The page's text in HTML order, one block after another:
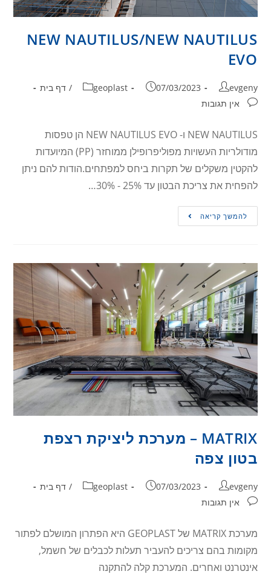
NEW NAUTILUS/NEW NAUTILUS
EVO
evgeny
07/03/2023
geoplast
/ דף בית
אין תגובות
NEW NAUTILUS ו- NEW NAUTILUS EVO הן טפסות
מודולריות העשויות מפוליפרופילן ממוחזר (PP) המיועדות
להקטין משקלים של תקרות ביחס למפתחים.הודות להם ניתן
להפחית את צריכת הבטון עד 25% - 30%…
להמשך קריאה
MATRIX – מערכת ליציקת רצפת
בטון צפה
evgeny
07/03/2023
geoplast
/ דף בית
אין תגובות
מערכת MATRIX של GEOPLAST היא הפתרון המושלם לפתור
מקומות בהם צריכים להעביר תעלות לכבלים של חשמל,
אינטרנט ואחרים. המערכת קלה להתקנה